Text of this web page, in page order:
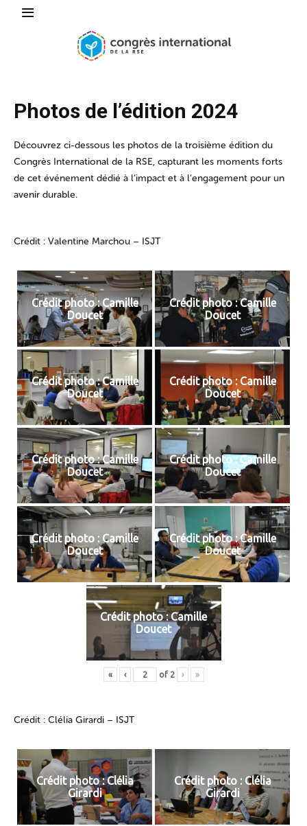
Photos de l’édition 2024
Découvrez ci-dessous les photos de la troisième édition du
Congrès International de la RSE, capturant les moments forts
de cet événement dédié à l’impact et à l’engagement pour un
avenir durable.
Crédit : Valentine Marchou – ISJT
Crédit photo : Camille
Doucet
Crédit photo : Camille
Doucet
Crédit photo : Camille
Doucet
Crédit photo : Camille
Doucet
Crédit photo : Camille
Doucet
Crédit photo : Camille
Doucet
Crédit photo : Camille
Doucet
Crédit photo : Camille
Doucet
Crédit photo : Camille
Doucet
« ‹ of 2 › »
Crédit : Clélia Girardi – ISJT
Crédit photo : Clélia
Girardi
Crédit photo : Clélia
Girardi